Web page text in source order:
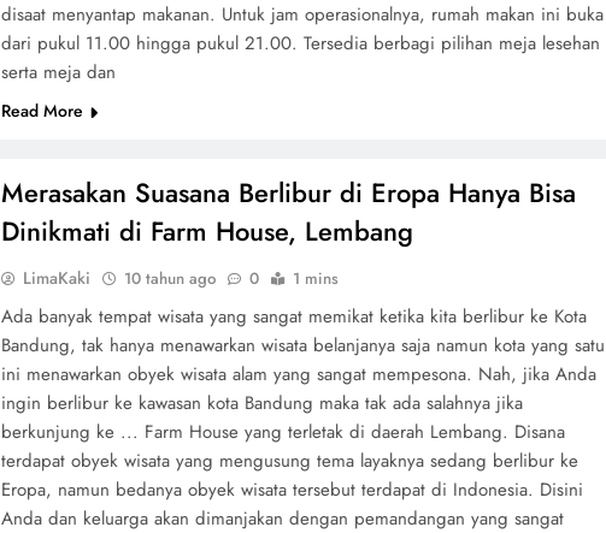
disaat menyantap makanan. Untuk jam operasionalnya, rumah makan ini buka
dari pukul 11.00 hingga pukul 21.00. Tersedia berbagi pilihan meja lesehan
serta meja dan
Read More
Merasakan Suasana Berlibur di Eropa Hanya Bisa
Dinikmati di Farm House, Lembang
LimaKaki 10 tahun ago 0 1 mins
Ada banyak tempat wisata yang sangat memikat ketika kita berlibur ke Kota
Bandung, tak hanya menawarkan wisata belanjanya saja namun kota yang satu
ini menawarkan obyek wisata alam yang sangat mempesona. Nah, jika Anda
ingin berlibur ke kawasan kota Bandung maka tak ada salahnya jika
berkunjung ke ... Farm House yang terletak di daerah Lembang. Disana
terdapat obyek wisata yang mengusung tema layaknya sedang berlibur ke
Eropa, namun bedanya obyek wisata tersebut terdapat di Indonesia. Disini
Anda dan keluarga akan dimanjakan dengan pemandangan yang sangat